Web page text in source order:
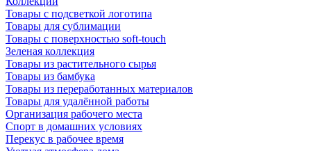
Товары с подсветкой логотипа
Товары для сублимации
Товары с поверхностью soft-touch
Зеленая коллекция
Товары из растительного сырья
Товары из бамбука
Товары из переработанных материалов
Товары для удалённой работы
Организация рабочего места
Спорт в домашних условиях
Перекус в рабочее время